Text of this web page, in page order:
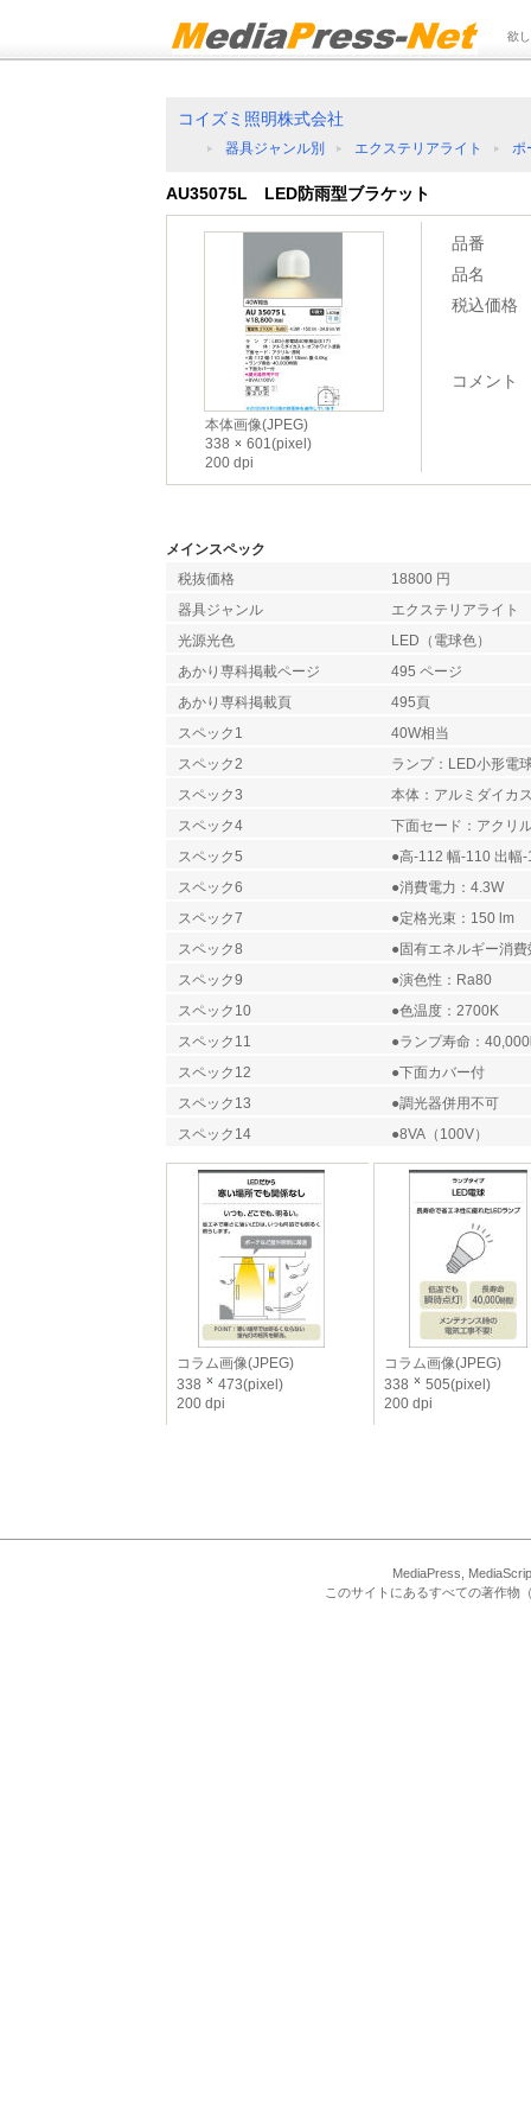
欲
コイズミ照明株式会社
器具ジャンル別 エクステリアライト ポ
AU35075L LED防雨型ブラケット
本体画像(JPEG)
338
601(pixel)
200 dpi
品番
品名
税込価格
コメント
メインスペック
税抜価格
18800 円
器具ジャンル
エクステリアライト
光源光色
LED（電球色）
あかり専科掲載ページ
495 ページ
あかり専科掲載頁
495頁
スペック1
40W相当
スペック2
ランプ：LED小形電
スペック3
本体：アルミダイカ
スペック4
下面セード：アクリ
スペック5
●高-112 幅-110 出幅
スペック6
●消費電力：4.3W
スペック7
●定格光束：150 lm
スペック8
●固有エネルギー消
スペック9
●演色性：Ra80
スペック10
●色温度：2700K
スペック11
●ランプ寿命：
スペック12
●下面カバー付
スペック13
●調光器併用不可
スペック14
●8VA（100V）
コラム画像(JPEG)
338
473(pixel)
200 dpi
コラム画像(JPEG)
338
505(pixel)
200 dpi
MediaPress,
このサイトにあるすべての著作物